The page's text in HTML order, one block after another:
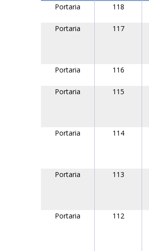
Portaria
118
Portaria 117
Portaria 116
Portaria 115
Portaria 114
Portaria 113
Portaria 112